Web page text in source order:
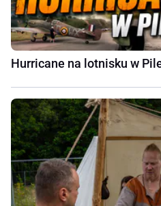
Hurricane na lotnisku w